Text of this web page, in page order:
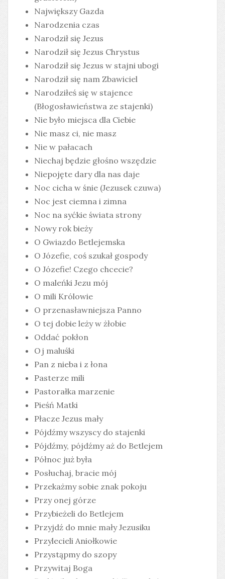
Największy Gazda
Narodzenia czas
Narodził się Jezus
Narodził się Jezus Chrystus
Narodził się Jezus w stajni ubogi
Narodził się nam Zbawiciel
Narodziłeś się w stajence
(Błogosławieństwa ze stajenki)
Nie było miejsca dla Ciebie
Nie masz ci, nie masz
Nie w pałacach
Niechaj będzie głośno wszędzie
Niepojęte dary dla nas daje
Noc cicha w śnie (Jezusek czuwa)
Noc jest ciemna i zimna
Noc na syćkie świata strony
Nowy rok bieży
O Gwiazdo Betlejemska
O Józefie, coś szukał gospody
O Józefie! Czego chcecie?
O maleńki Jezu mój
O mili Królowie
O przenasławniejsza Panno
O tej dobie leży w żłobie
Oddać pokłon
Oj maluśki
Pan z nieba i z łona
Pasterze mili
Pastorałka marzenie
Pieśń Matki
Płacze Jezus mały
Pójdźmy wszyscy do stajenki
Pójdźmy, pójdźmy aż do Betlejem
Północ już była
Posłuchaj, bracie mój
Przekażmy sobie znak pokoju
Przy onej górze
Przybieżeli do Betlejem
Przyjdź do mnie mały Jezusiku
Przylecieli Aniołkowie
Przystąpmy do szopy
Przywitaj Boga